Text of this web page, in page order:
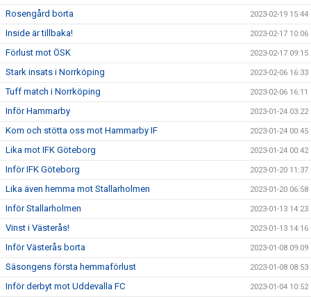
Rosengård borta 2023-02-19 15:44
Inside är tillbaka! 2023-02-17 10:06
Förlust mot ÖSK 2023-02-17 09:15
Stark insats i Norrköping 2023-02-06 16:33
Tuff match i Norrköping 2023-02-06 16:11
Inför Hammarby 2023-01-24 03:22
Kom och stötta oss mot Hammarby IF 2023-01-24 00:45
Lika mot IFK Göteborg 2023-01-24 00:42
Inför IFK Göteborg 2023-01-20 11:37
Lika även hemma mot Stallarholmen 2023-01-20 06:58
Inför Stallarholmen 2023-01-13 14:23
Vinst i Västerås! 2023-01-13 14:16
Inför Västerås borta 2023-01-08 09:09
Säsongens första hemmaförlust 2023-01-08 08:53
Inför derbyt mot Uddevalla FC 2023-01-04 10:52